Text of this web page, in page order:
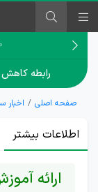
رابطه کاهش
صفحه اصلی اخبار
اطلاعات بیشتر